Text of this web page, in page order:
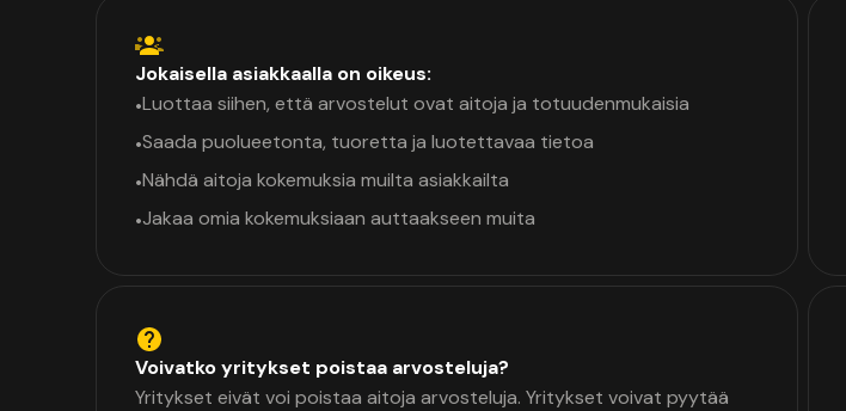
Jokaisella asiakkaalla on oikeus:
•Luottaa siihen, että arvostelut ovat aitoja ja totuudenmukaisia
•Saada puolueetonta, tuoretta ja luotettavaa tietoa
•Nähdä aitoja kokemuksia muilta asiakkailta
•Jakaa omia kokemuksiaan auttaakseen muita
Voivatko yritykset poistaa arvosteluja?
Yritykset eivät voi poistaa aitoja arvosteluja. Yritykset voivat pyytää